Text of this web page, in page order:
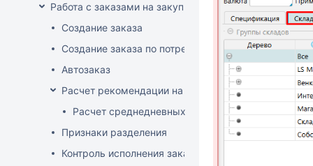
Работа с заказами на закупку
Создание заказа
Создание заказа по потребностям
Автозаказ
Расчет рекомендации на закупку
Расчет среднедневных продаж
Признаки разделения
Контроль исполнения заказов поставщиком